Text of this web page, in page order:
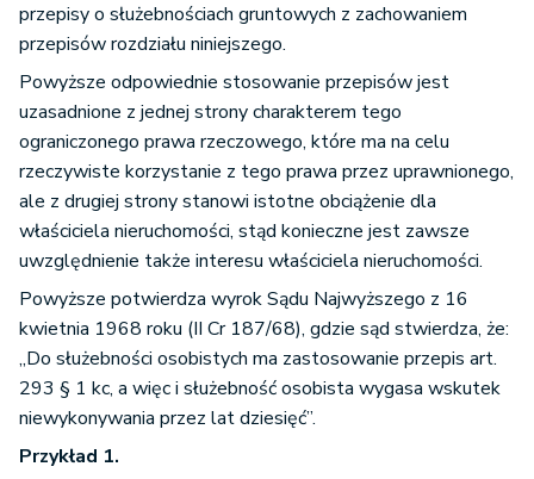
przepisy o służebnościach gruntowych z zachowaniem
przepisów rozdziału niniejszego.
Powyższe odpowiednie stosowanie przepisów jest
uzasadnione z jednej strony charakterem tego
ograniczonego prawa rzeczowego, które ma na celu
rzeczywiste korzystanie z tego prawa przez uprawnionego,
ale z drugiej strony stanowi istotne obciążenie dla
właściciela nieruchomości, stąd konieczne jest zawsze
uwzględnienie także interesu właściciela nieruchomości.
Powyższe potwierdza wyrok Sądu Najwyższego z 16
kwietnia 1968 roku (II Cr 187/68), gdzie sąd stwierdza, że:
„Do służebności osobistych ma zastosowanie przepis art.
293 § 1 kc, a więc i służebność osobista wygasa wskutek
niewykonywania przez lat dziesięć”.
Przykład 1.